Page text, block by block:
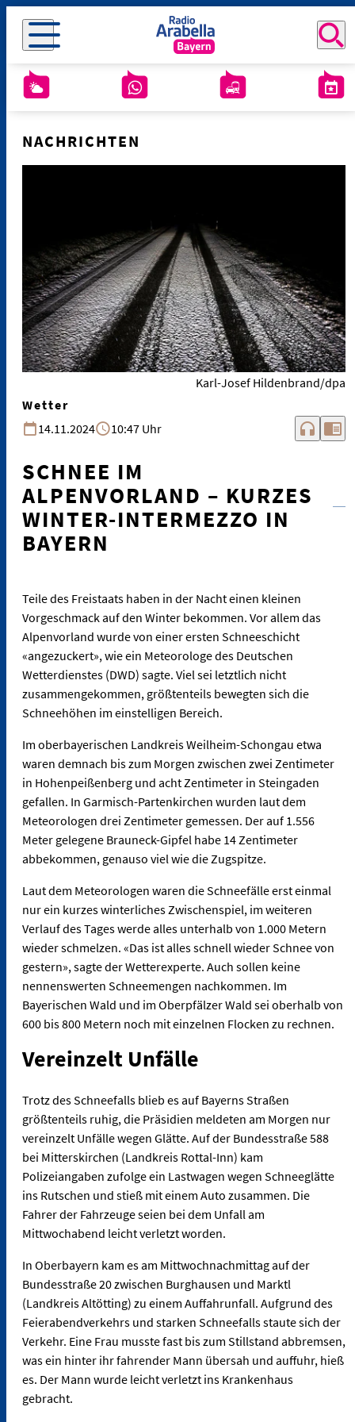
NACHRICHTEN
Karl-Josef Hildenbrand/dpa
Wetter
14.11.2024
10:47 Uhr headphones chrome_reader_mode
SCHNEE IM
ALPENVORLAND – KURZES
WINTER-INTERMEZZO IN
BAYERN
Teile des Freistaats haben in der Nacht einen kleinen
Vorgeschmack auf den Winter bekommen. Vor allem das
Alpenvorland wurde von einer ersten Schneeschicht
«angezuckert», wie ein Meteorologe des Deutschen
Wetterdienstes (DWD) sagte. Viel sei letztlich nicht
zusammengekommen, größtenteils bewegten sich die
Schneehöhen im einstelligen Bereich.
Im oberbayerischen Landkreis Weilheim-Schongau etwa
waren demnach bis zum Morgen zwischen zwei Zentimeter
in Hohenpeißenberg und acht Zentimeter in Steingaden
gefallen. In Garmisch-Partenkirchen wurden laut dem
Meteorologen drei Zentimeter gemessen. Der auf 1.556
Meter gelegene Brauneck-Gipfel habe 14 Zentimeter
abbekommen, genauso viel wie die Zugspitze.
Laut dem Meteorologen waren die Schneefälle erst einmal
nur ein kurzes winterliches Zwischenspiel, im weiteren
Verlauf des Tages werde alles unterhalb von 1.000 Metern
wieder schmelzen. «Das ist alles schnell wieder Schnee von
gestern», sagte der Wetterexperte. Auch sollen keine
nennenswerten Schneemengen nachkommen. Im
Bayerischen Wald und im Oberpfälzer Wald sei oberhalb von
600 bis 800 Metern noch mit einzelnen Flocken zu rechnen.
Vereinzelt Unfälle
Trotz des Schneefalls blieb es auf Bayerns Straßen
größtenteils ruhig, die Präsidien meldeten am Morgen nur
vereinzelt Unfälle wegen Glätte. Auf der Bundesstraße 588
bei Mitterskirchen (Landkreis Rottal-Inn) kam
Polizeiangaben zufolge ein Lastwagen wegen Schneeglätte
ins Rutschen und stieß mit einem Auto zusammen. Die
Fahrer der Fahrzeuge seien bei dem Unfall am
Mittwochabend leicht verletzt worden.
In Oberbayern kam es am Mittwochnachmittag auf der
Bundesstraße 20 zwischen Burghausen und Marktl
(Landkreis Altötting) zu einem Auffahrunfall. Aufgrund des
Feierabendverkehrs und starken Schneefalls staute sich der
Verkehr. Eine Frau musste fast bis zum Stillstand abbremsen,
was ein hinter ihr fahrender Mann übersah und auffuhr, hieß
es. Der Mann wurde leicht verletzt ins Krankenhaus
gebracht.